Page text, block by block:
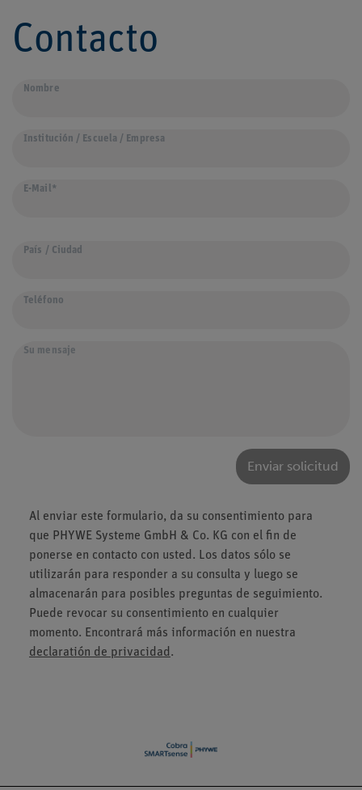
Contacto
Nombre
Institución / Escuela / Empresa
E-Mail*
País / Ciudad
Teléfono
Su mensaje
Ceres::Template.mailFormHoneypotLabel
Enviar solicitud
Al enviar este formulario, da su consentimiento para
que PHYWE Systeme GmbH & Co. KG con el fin de
ponerse en contacto con usted. Los datos sólo se
utilizarán para responder a su consulta y luego se
almacenarán para posibles preguntas de seguimiento.
Puede revocar su consentimiento en cualquier
momento. Encontrará más información en nuestra
declaratión de privacidad .